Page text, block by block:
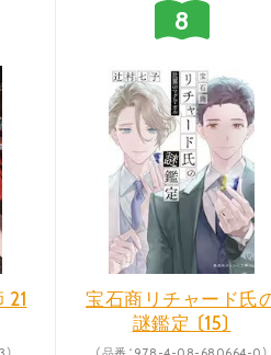
宝石商リチャード氏
謎鑑定 〔15〕